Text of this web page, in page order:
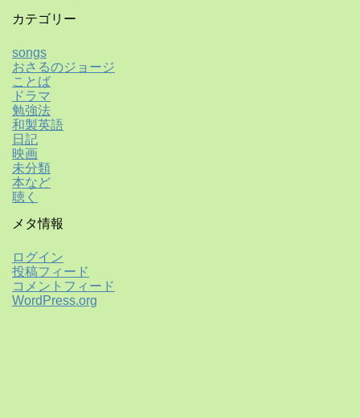
カテゴリー
songs
おさるのジョージ
ことば
ドラマ
勉強法
和製英語
日記
映画
未分類
本など
聴く
メタ情報
ログイン
投稿フィード
コメントフィード
WordPress.org